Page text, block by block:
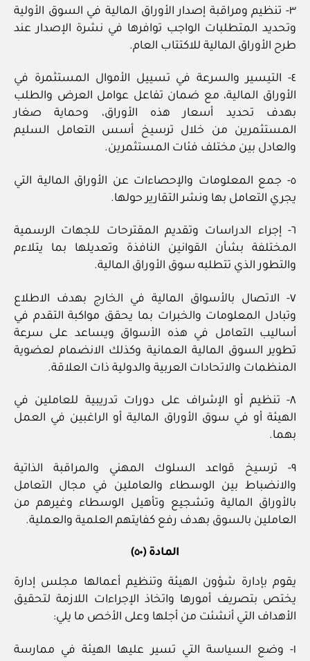
٣- تنظيم ومراقبة إصدار الأوراق المالية في السوق الأولية
وتحديد المتطلبات الواجب توافرها في نشرة الإصدار عند
طرح الأوراق المالية للاكتتاب العام.
٤- التيسير والسرعة في تسييل الأموال المستثمرة في
الأوراق المالية، مع ضمان تفاعل عوامل العرض والطلب
بهدف تحديد أسعار هذه الأوراق، وحماية صغار
المستثمرين من خلال ترسيخ أسس التعامل السليم
والعادل بين مختلف فئات المستثمرين.
٥- جمع المعلومات والإحصاءات عن الأوراق المالية التي
يجري التعامل بها ونشر التقارير حولها.
٦- إجراء الدراسات وتقديم المقترحات للجهات الرسمية
المختلفة بشأن القوانين النافذة وتعديلها بما يتلاءم
والتطور الذي تتطلبه سوق الأوراق المالية.
٧- الاتصال بالأسواق المالية في الخارج بهدف الاطلاع
وتبادل المعلومات والخبرات بما يحقق مواكبة التقدم في
أساليب التعامل في هذه الأسواق ويساعد على سرعة
تطوير السوق المالية العمانية وكذلك الانضمام لعضوية
المنظمات والاتحادات العربية والدولية ذات العلاقة.
٨- تنظيم أو الإشراف على دورات تدريبية للعاملين في
الهيئة أو في سوق الأوراق المالية أو الراغبين في العمل
بهما.
٩- ترسيخ قواعد السلوك المهني والمراقبة الذاتية
والانضباط بين الوسطاء والعاملين في مجال التعامل
بالأوراق المالية وتشجيع وتأهيل الوسطاء وغيرهم من
العاملين بالسوق بهدف رفع كفايتهم العلمية والعملية.
المادة (٥٠)
يقوم بإدارة شؤون الهيئة وتنظيم أعمالها مجلس إدارة
يختص بتصريف أمورها واتخاذ الإجراءات اللازمة لتحقيق
الأهداف التي أنشئت من أجلها وعلى الأخص ما يلي:
١- وضع السياسة التي تسير عليها الهيئة في ممارسة